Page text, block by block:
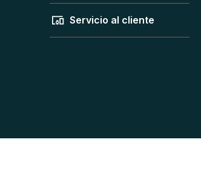
Servicio al cliente